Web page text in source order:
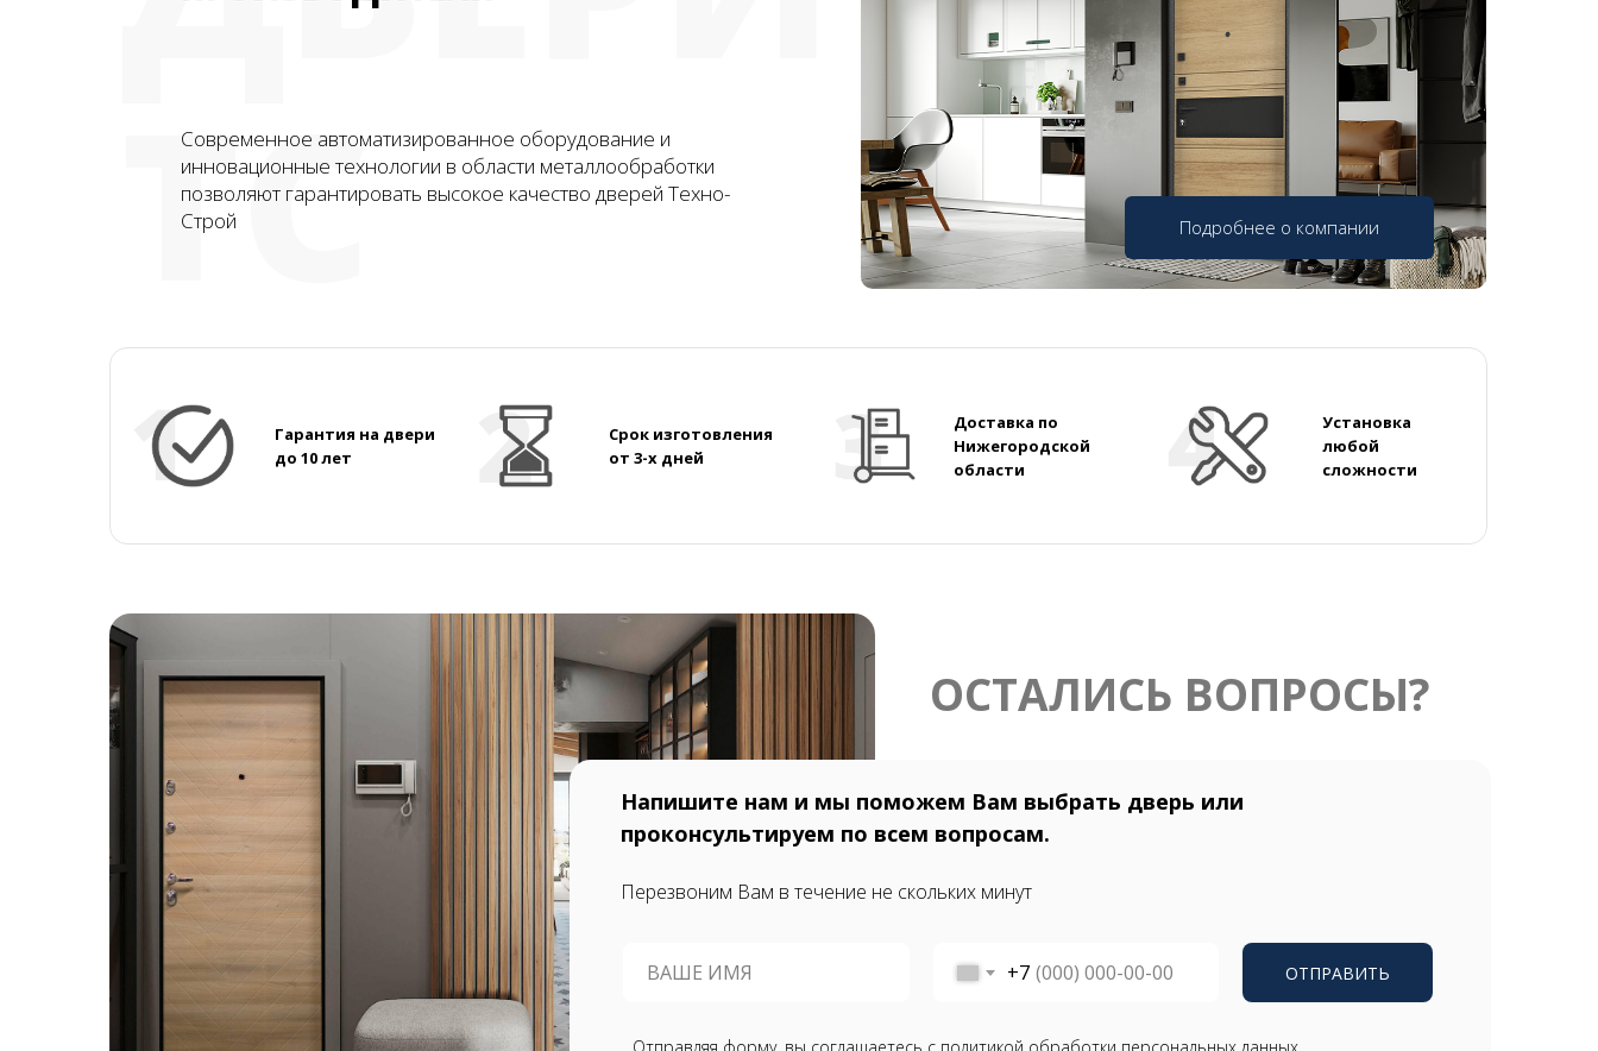
ТС
Подробнее о компании
Современное автоматизированное оборудование и
инновационные технологии в области металлообработки
позволяют гарантировать высокое качество дверей Техно-
Строй
Гарантия на двери
до 10 лет
Срок изготовления
от 3-х дней
Доставка по
Нижегородской
области
Установка
любой
сложности
+7 ОТПРАВИТЬ
ОСТАЛИСЬ ВОПРОСЫ?
Напишите нам и мы поможем Вам выбрать дверь или
проконсультируем по всем вопросам.
Перезвоним Вам в течение не скольких минут